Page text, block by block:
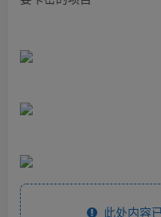
此处内容